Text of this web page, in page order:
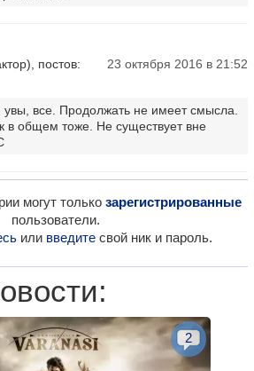
постов:
23 октября 2016 в 21:52
увы, все. Продолжать не имеет смысла.
общем тоже. Не существует вне
могут только зарегистрированные
пользователи.
или введитесвой ник и пароль.
2